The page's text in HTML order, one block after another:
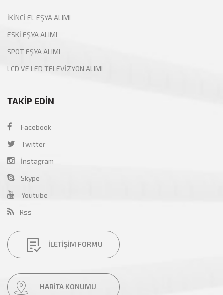
İKİNCİ EL EŞYA ALIMI
ESKİ EŞYA ALIMI
SPOT EŞYA ALIMI
LCD VE LED TELEVİZYON ALIMI
TAKİP EDİN
Facebook
Twitter
İnstagram
Skype
Youtube
Rss
İLETİŞİM FORMU
HARİTA KONUMU